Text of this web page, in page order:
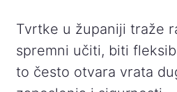
Tvrtke u županiji traže
spremni učiti, biti
to često otvara vrata